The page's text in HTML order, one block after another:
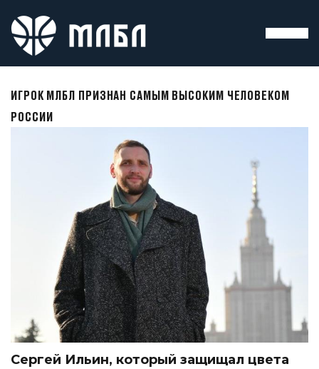
ИГРОК МЛБЛ ПРИЗНАН САМЫМ ВЫСОКИМ ЧЕЛОВЕКОМ
РОССИИ
Сергей Ильин, который защищал цвета